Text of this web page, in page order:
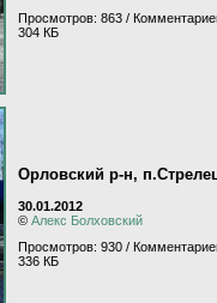
Просмотров: 863 /
304 КБ
Орловский р-н,
30.01.2012
© Алекс Болховский
Просмотров: 930 /
336 КБ